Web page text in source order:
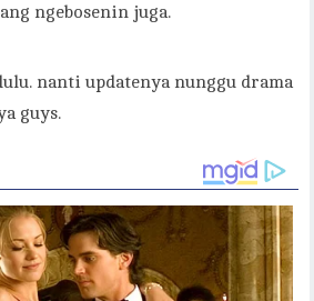
ngebosenin juga.
nanti updatenya nunggu drama
guys.